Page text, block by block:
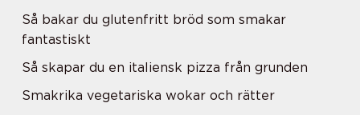
Så bakar du glutenfritt bröd som smakar
fantastiskt
Så skapar du en italiensk pizza från grunden
Smakrika vegetariska wokar och rätter